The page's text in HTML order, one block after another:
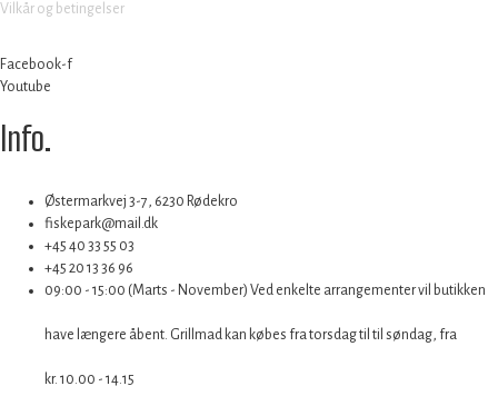
Vilkår og betingelser
Facebook-f
Youtube
Info.
Østermarkvej 3-7, 6230 Rødekro
fiskepark@mail.dk
+45 40 33 55 03
+45 20 13 36 96
09:00 - 15:00 (Marts - November) Ved enkelte arrangementer vil butikken
have længere åbent. Grillmad kan købes fra torsdag til til søndag, fra
kr. 10.00 - 14.15